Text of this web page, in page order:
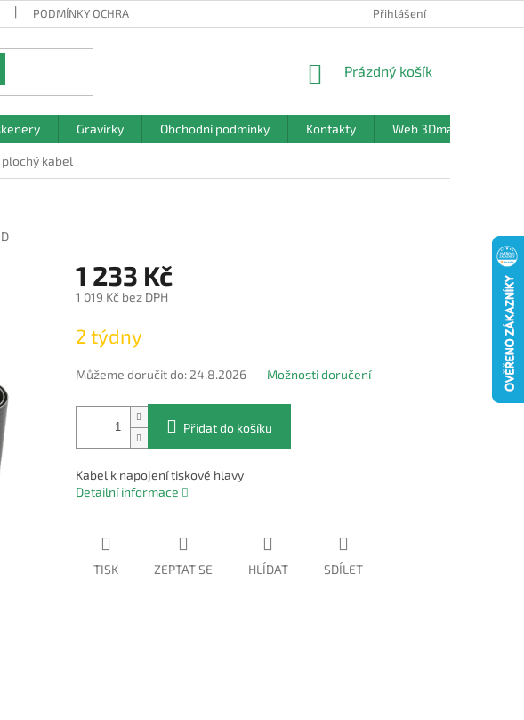
PODMÍNKY OCHRANY OSOBNÍCH ÚDAJŮ Přihlášení
NÁKUPNÍ
Prázdný košík
Gravírky Obchodní podmínky Kontakty Web 3Dmanufaktura.cz
plochý kabel
1 233 Kč
1 019 Kč bez DPH
cena:
2 týdny
Můžeme doručit do: 24.8.2026 Možnosti doručení
Přidat do košíku
Kabel k napojení tiskové hlavy
Detailní informace
TISK ZEPTAT SE HLÍDAT SDÍLET